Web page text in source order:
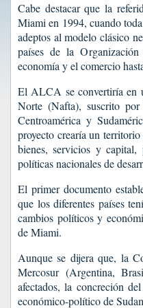
Cabe destacar que la
Miami en 1994, cuando
adeptos al modelo clásico
países de la
economía y el comercio
El ALCA se convertiría en
Norte (Nafta), suscrito
Centroamérica y
proyecto crearía un
bienes, servicios y
políticas nacionales de
El primer documento
que los diferentes países
cambios políticos y
de Miami.
Aunque se dijera que, la
Mercosur (Argentina,
afectados, la concreción
económico-político de